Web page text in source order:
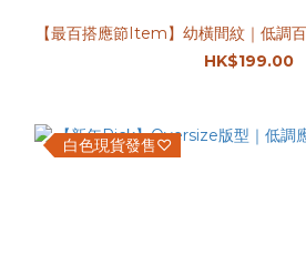
【最百搭應節Item】幼橫間紋｜低調
HK$199.00
白色現貨發售♡